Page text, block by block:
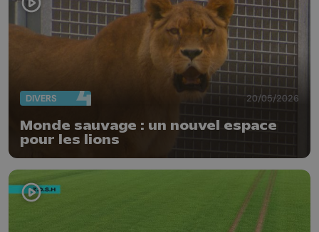
DIVERS 20/05/2026
Monde sauvage : un nouvel espace
pour les lions